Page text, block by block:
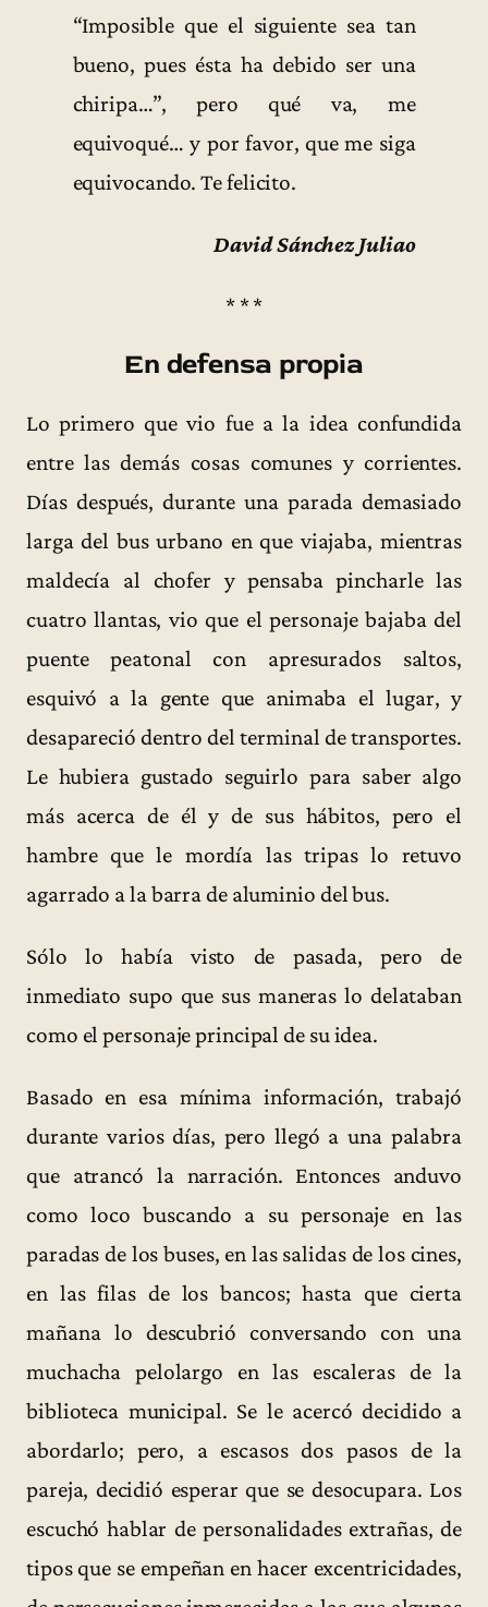
“Imposible que el siguiente sea tan
bueno, pues ésta ha debido ser una
chiripa…”, pero qué va, me
equivoqué… y por favor, que me siga
equivocando. Te felicito.
David Sánchez Juliao
* * *
En defensa propia
Lo primero que vio fue a la idea confundida
entre las demás cosas comunes y corrientes.
Días después, durante una parada demasiado
larga del bus urbano en que viajaba, mientras
maldecía al chofer y pensaba pincharle las
cuatro llantas, vio que el personaje bajaba del
puente peatonal con apresurados saltos,
esquivó a la gente que animaba el lugar, y
desapareció dentro del terminal de transportes.
Le hubiera gustado seguirlo para saber algo
más acerca de él y de sus hábitos, pero el
hambre que le mordía las tripas lo retuvo
agarrado a la barra de aluminio del bus.
Sólo lo había visto de pasada, pero de
inmediato supo que sus maneras lo delataban
como el personaje principal de su idea.
Basado en esa mínima información, trabajó
durante varios días, pero llegó a una palabra
que atrancó la narración. Entonces anduvo
como loco buscando a su personaje en las
paradas de los buses, en las salidas de los cines,
en las filas de los bancos; hasta que cierta
mañana lo descubrió conversando con una
muchacha pelolargo en las escaleras de la
biblioteca municipal. Se le acercó decidido a
abordarlo; pero, a escasos dos pasos de la
pareja, decidió esperar que se desocupara. Los
escuchó hablar de personalidades extrañas, de
tipos que se empeñan en hacer excentricidades,